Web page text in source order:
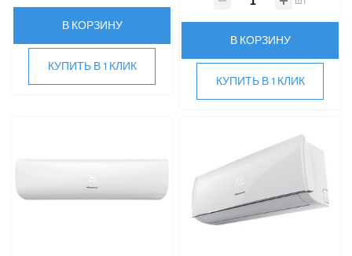
В КОРЗИНУ
КУПИТЬ В 1 КЛИК
В КОРЗИНУ
КУПИТЬ В 1 КЛИК